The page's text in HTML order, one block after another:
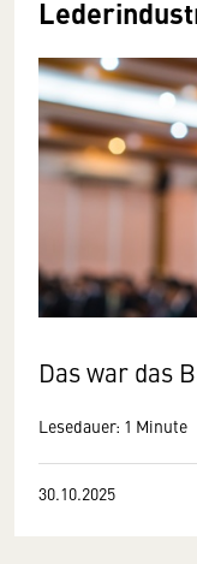
Das war das
Lesedauer: 1 Minute
30.10.2025